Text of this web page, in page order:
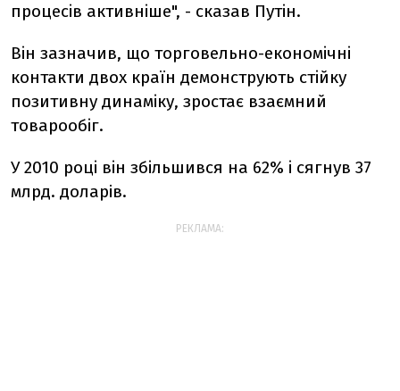
процесiв активнiше", - сказав Путiн.
Вiн зазначив, що торговельно-економiчнi
контакти двох країн демонструють стiйку
позитивну динамiку, зростає взаємний
товарообiг.
У 2010 роцi вiн збiльшився на 62% i сягнув 37
млрд. доларів.
РЕКЛАМА: